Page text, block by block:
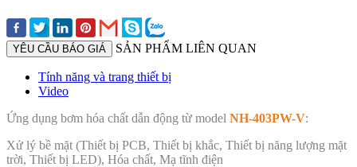
YÊU CẦU BÁO GIÁ SẢN PHẨM LIÊN QUAN
Tính năng và trang thiết bị
Video
Ứng dụng bơm hóa chất dẫn động từ model NH-403PW-V:
Xử lý bề mặt (Thiết bị PCB, Thiết bị khắc, Thiết bị năng lượng mặt
trời, Thiết bị LED), Hóa chất, Mạ tĩnh điện